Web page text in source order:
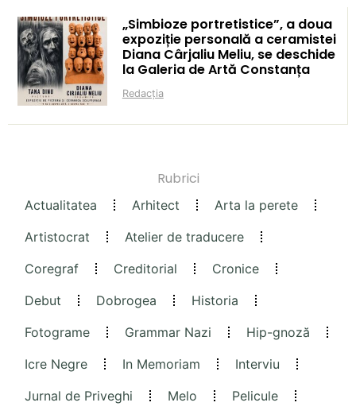
„Simbioze portretistice”, a doua
expoziție personală a ceramistei
Diana Cârjaliu Meliu, se deschide
la Galeria de Artă Constanța
Redacția
Rubrici
Actualitatea Arhitect
Arta la perete
Artistocrat
Atelier de traducere
Coregraf
Creditorial
Cronice
Debut
Dobrogea
Historia
Fotograme
Grammar Nazi
Hip-gnoză
Icre Negre
In Memoriam
Interviu
Jurnal de Priveghi
Melo
Pelicule